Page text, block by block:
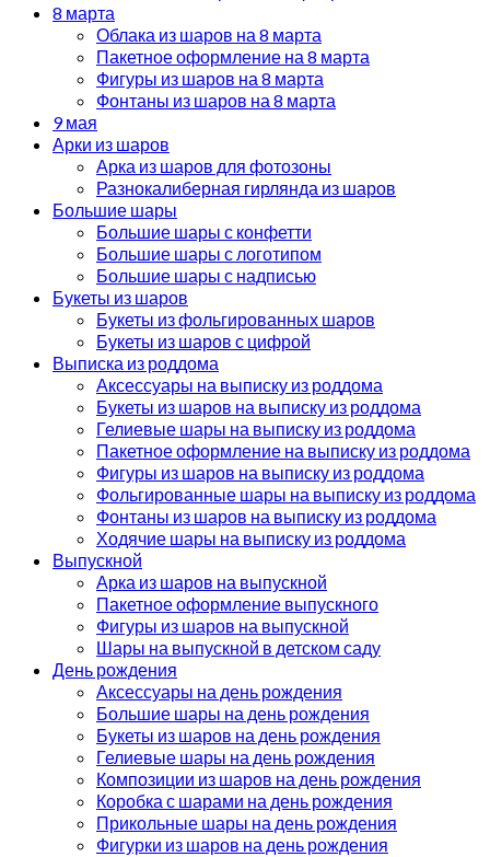
8 марта
Облака из шаров на 8 марта
Пакетное оформление на 8 марта
Фигуры из шаров на 8 марта
Фонтаны из шаров на 8 марта
9 мая
Арки из шаров
Арка из шаров для фотозоны
Разнокалиберная гирлянда из шаров
Большие шары
Большие шары с конфетти
Большие шары с логотипом
Большие шары с надписью
Букеты из шаров
Букеты из фольгированных шаров
Букеты из шаров с цифрой
Выписка из роддома
Аксессуары на выписку из роддома
Букеты из шаров на выписку из роддома
Гелиевые шары на выписку из роддома
Пакетное оформление на выписку из роддома
Фигуры из шаров на выписку из роддома
Фольгированные шары на выписку из роддома
Фонтаны из шаров на выписку из роддома
Ходячие шары на выписку из роддома
Выпускной
Арка из шаров на выпускной
Пакетное оформление выпускного
Фигуры из шаров на выпускной
Шары на выпускной в детском саду
День рождения
Аксессуары на день рождения
Большие шары на день рождения
Букеты из шаров на день рождения
Гелиевые шары на день рождения
Композиции из шаров на день рождения
Коробка с шарами на день рождения
Прикольные шары на день рождения
Фигурки из шаров на день рождения